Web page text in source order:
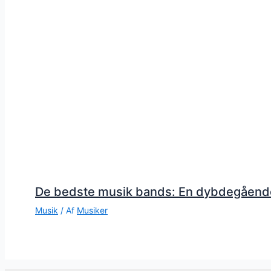
De bedste musik bands: En
Musik / Af Musiker